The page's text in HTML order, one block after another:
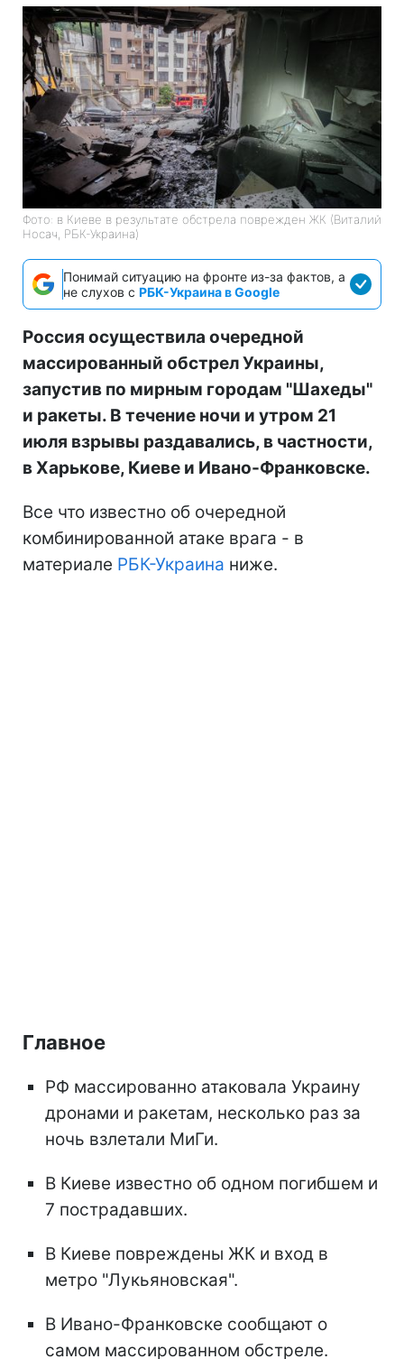
Фото: в Киеве в результате обстрела поврежден ЖК (Виталий
Носач, РБК-Украина)
Понимай ситуацию на фронте из-за фактов, а
не слухов с РБК-Украина в Google
Россия осуществила очередной
массированный обстрел Украины,
запустив по мирным городам "Шахеды"
и ракеты. В течение ночи и утром 21
июля взрывы раздавались, в частности,
в Харькове, Киеве и Ивано-Франковске.
Все что известно об очередной
комбинированной атаке врага - в
материале РБК-Украина ниже.
Главное
РФ массированно атаковала Украину
дронами и ракетам, несколько раз за
ночь взлетали МиГи.
В Киеве известно об одном погибшем и
7 пострадавших.
В Киеве повреждены ЖК и вход в
метро "Лукьяновская".
В Ивано-Франковске сообщают о
самом массированном обстреле.